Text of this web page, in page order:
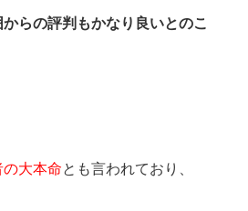
らの評判もかなり良いとのこ
大本命とも言われており、